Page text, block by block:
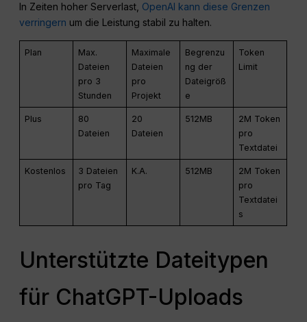
In Zeiten hoher Serverlast, OpenAI kann diese Grenzen
verringern um die Leistung stabil zu halten.
Plan
Max.
Dateien
pro 3
Stunden
Maximale
Dateien
pro
Projekt
Begrenzu
ng der
Dateigröß
e
Token
Limit
Plus
80
Dateien
20
Dateien
512MB
2M Token
pro
Textdatei
Kostenlos
3 Dateien
pro Tag
K.A. 512MB
2M Token
pro
Textdatei
s
Unterstützte Dateitypen
für ChatGPT-Uploads